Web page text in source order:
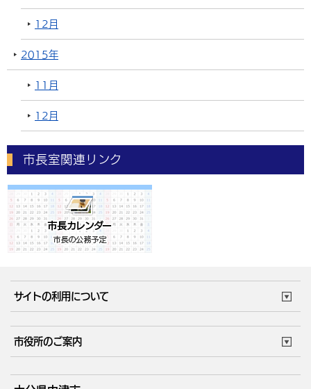
12月
2015年
11月
12月
市長室関連リンク
サイトの利用について
市役所のご案内
庁舎地図 組織案内